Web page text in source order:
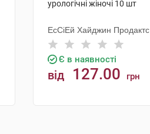
урологічні жіночі 10 шт
ЕсСіЕй Хайджин Продактс
Хугезанд
Є в наявності
від 127.00 грн